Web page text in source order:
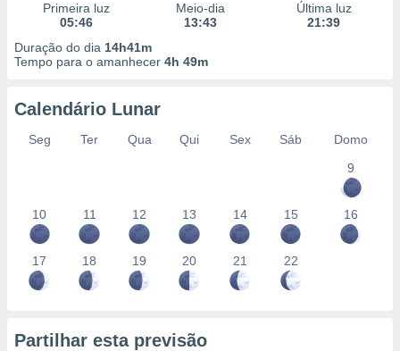
Primeira luz
05:46
Meio-dia
13:43
Última luz
21:39
Duração do dia 14h41m
Tempo para o amanhecer 4h 49m
Calendário Lunar
Seg Ter Qua Qui Sex Sáb
Domo
9
10 11 12 13 14 15 16
17 18 19 20 21 22
Partilhar esta previsão